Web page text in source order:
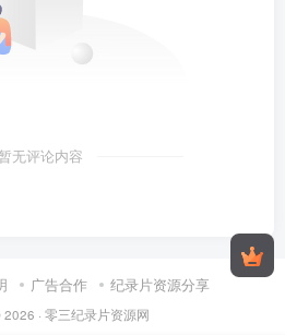
暂无评论内容
广告合作 纪录片资源分享
· 零三纪录片资源网